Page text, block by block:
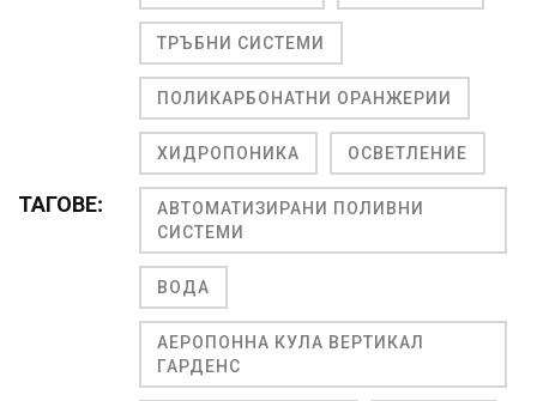
ТАГОВЕ:
ТРЪБНИ СИСТЕМИ
ПОЛИКАРБОНАТНИ ОРАНЖЕРИИ
ХИДРОПОНИКА ОСВЕТЛЕНИЕ
АВТОМАТИЗИРАНИ ПОЛИВНИ
СИСТЕМИ
ВОДА
АЕРОПОННА КУЛА ВЕРТИКАЛ
ГАРДЕНС